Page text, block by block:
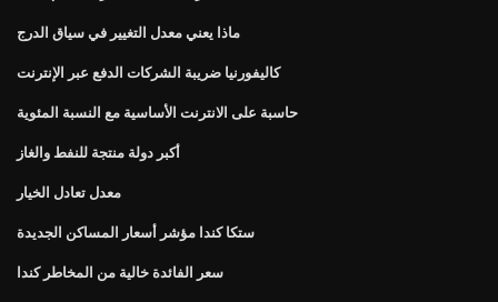
ماذا يعني معدل التغيير في سياق الدرج
كاليفورنيا ضريبة الشركات الدفع عبر الإنترنت
حاسبة على الانترنت الأساسية مع النسبة المئوية
أكبر دولة منتجة للنفط والغاز
معدل تعادل الخيار
ستكا كندا مؤشر أسعار المساكن الجديدة
سعر الفائدة خالية من المخاطر كندا